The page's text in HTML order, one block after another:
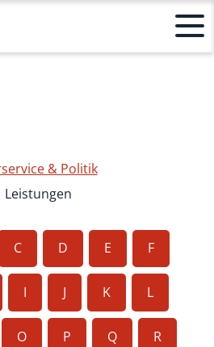
& Politik
Leistungen
C D E F
I J K L
O P Q R